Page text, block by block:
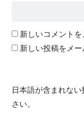
新しいコメント
新しい投稿をメ
日本語が含まれな
さい。